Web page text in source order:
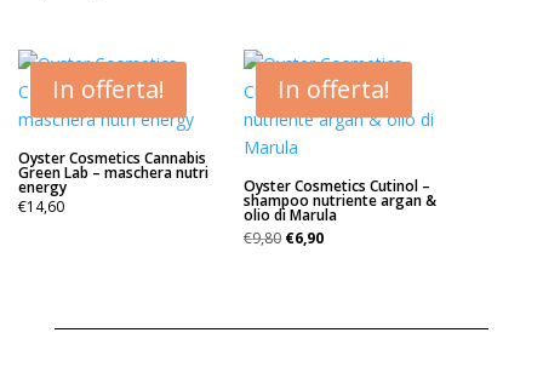
era:
€31,80. €15,90.
In offerta!
Oyster Cosmetics Cannabis
Green Lab – maschera nutri
energy
€14,60
In offerta!
Oyster Cosmetics Cutinol –
shampoo nutriente argan &
olio di Marula
€9,80 Il
€9,80.
€6,90Il
€6,90.